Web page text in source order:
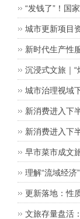
的“情绪捕手”？
“发钱了”！国
启，这背后有
城市更新项目
何匹配六大渠
新时代生产性
沉浸式文旅｜
情绪消费新场
城市治理视域
老旧小区改造
新消费进入下
新消费进入下
早市菜市成文
理解“流域经济
更新落地：性
文旅存量盘活